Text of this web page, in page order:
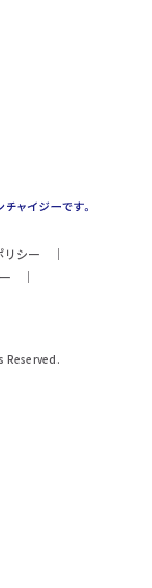
リシー
Reserved.